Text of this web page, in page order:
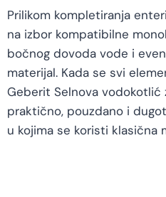
Prilikom kompletiranja
na izbor kompatibilne
bočnog dovoda vode i
materijal. Kada se svi
Geberit Selnova vodokotlić
praktično, pouzdano i
u kojima se koristi klasična